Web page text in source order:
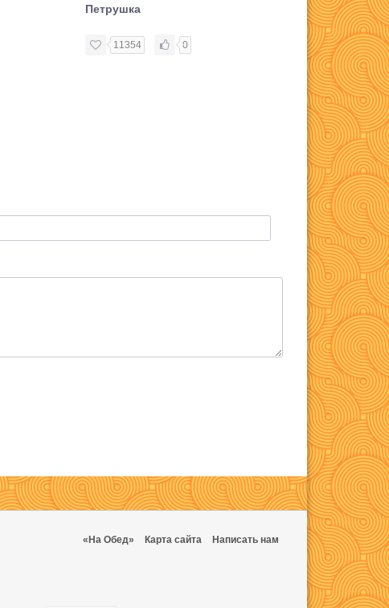
Петрушка
11354 0
Майоран
8437
«На Обед» Карта сайта Написать нам